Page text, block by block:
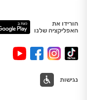
הורידו את
האפליקציה שלנו
נגישות